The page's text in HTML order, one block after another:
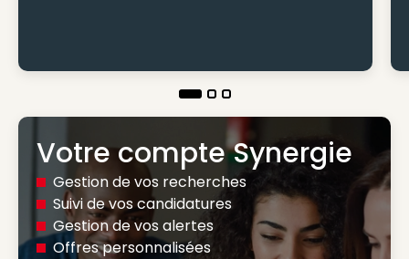
Votre compte Synergie
Gestion de vos recherches
Suivi de vos candidatures
Gestion de vos alertes
Offres personnalisées